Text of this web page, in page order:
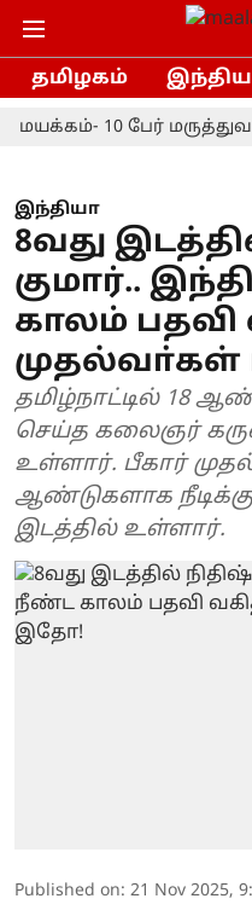
தமிழகம்
10 பேர்
இந்தியா
8வது
குமார்..
காலம் பதவி
முதல்வா்கள்
தமிழ்நாட்டில் 18
செய்த கலைஞர்
உள்ளார். பீகார் முதல்வராக கடந்த 19
ஆண்டுகளாக
இடத்தில் உள்ளார்.
Published on: 21 Nov 2025,